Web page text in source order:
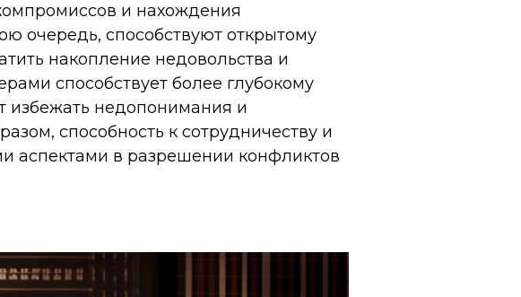
и нахождения
очередь, способствуют открытому
накопление недовольства и
способствует более глубокому
избежать недопонимания и
способность к сотрудничеству и
аспектами в разрешении конфликтов